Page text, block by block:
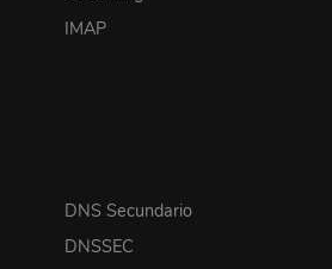
IMAP
DNS Secundario
DNSSEC